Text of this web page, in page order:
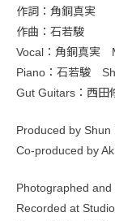
作詞：角銅真実
作曲：石若駿
Vocal：角銅真実
Piano：石若駿
Gut Guitars：西田
Produced by
Co-produced by
Photographed
Recorded at